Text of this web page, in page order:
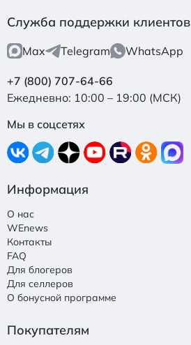
Служба поддержки клиентов
Max Telegram WhatsApp
+7 (800) 707-64-66
Ежедневно: 10:00 – 19:00 (МСК)
Мы в соцсетях
Информация
О нас
WEnews
Контакты
FAQ
Для блогеров
Для селлеров
О бонусной программе
Покупателям